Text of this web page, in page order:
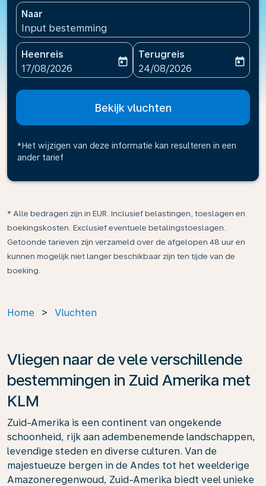
Naar
Input bestemming
Heenreis
fc-booking-departure-date-aria-label
17/08/2026
today
Terugreis
fc-booking-return-date-
24/08/2026
today
Bekijk vluchten
*Het wijzigen van deze informatie kan resulteren in een
ander tarief
* Alle bedragen zijn in EUR. Inclusief belastingen, toeslagen en
boekingskosten. Exclusief eventuele betalingstoeslagen.
Getoonde tarieven zijn verzameld over de afgelopen 48 uur en
kunnen mogelijk niet langer beschikbaar zijn ten tijde van de
boeking.
Home > Vluchten
Vliegen naar de vele verschillende
bestemmingen in Zuid Amerika met
KLM
Zuid-Amerika is een continent van ongekende
schoonheid, rijk aan adembenemende landschappen,
levendige steden en diverse culturen. Van de
majestueuze bergen in de Andes tot het weelderige
Amazoneregenwoud, Zuid-Amerika biedt veel unieke